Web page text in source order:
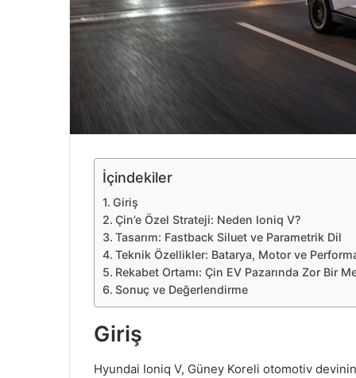
e
k
İçindekiler
Giriş
Çin’e Özel Strateji: Neden Ioniq V?
Tasarım: Fastback Siluet ve Parametrik Dil
Teknik Özellikler: Batarya, Motor ve
Rekabet Ortamı: Çin EV Pazarında Zor Bir
Sonuç ve Değerlendirme
Giriş
Hyundai Ioniq V, Güney Koreli otomotiv